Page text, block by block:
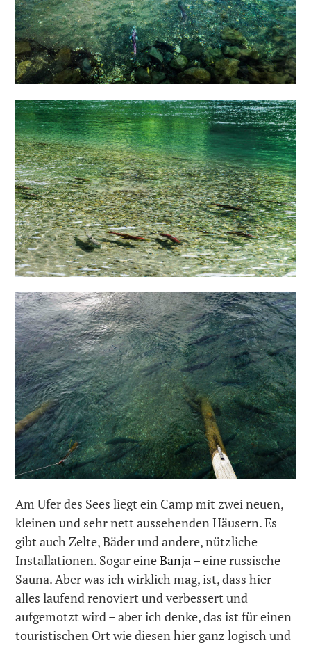
Am Ufer des Sees liegt ein Camp mit zwei neuen,
kleinen und sehr nett aussehenden Häusern. Es
gibt auch Zelte, Bäder und andere, nützliche
Installationen. Sogar eineBanja– eine russische
Sauna. Aber was ich wirklich mag, ist, dass hier
alles laufend renoviert und verbessert und
aufgemotzt wird – aber ich denke, das ist für einen
touristischen Ort wie diesen hier ganz logisch und